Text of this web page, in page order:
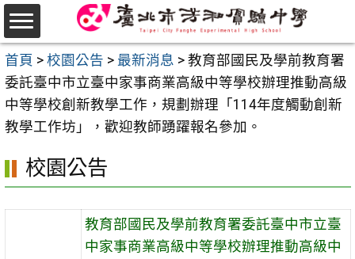
跳
至
主
要
內
容
首頁 > 校園公告 > 最新消息 > 教育部國民及學前教育署
委託臺中市立臺中家事商業高級中等學校辦理推動高級
中等學校創新教學工作，規劃辦理「114年度觸動創新
教學工作坊」，歡迎教師踴躍報名參加。
校園公告
教育部國民及學前教育署委託臺中市立臺
中家事商業高級中等學校辦理推動高級中
選
單